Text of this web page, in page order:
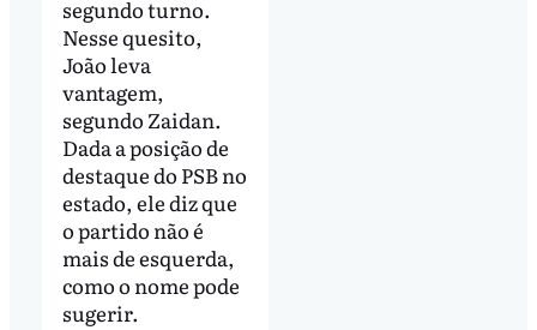
segundo turno.
Nesse quesito,
João leva
vantagem,
segundo Zaidan.
Dada a posição de
destaque do PSB no
estado, ele diz que
o partido não é
mais de esquerda,
como o nome pode
sugerir.